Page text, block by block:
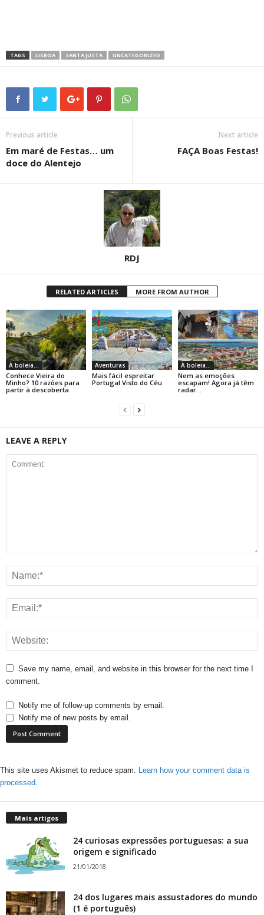
TAGS LISBOA SANTA JUSTA UNCATEGORIZED
Previous article
Em maré de Festas… um
doce do Alentejo
Next article
FAÇA Boas Festas!
RDJ
RELATED ARTICLES MORE FROM AUTHOR
À boleia...
Conhece Vieira do
Minho? 10 razões para
partir à descoberta
Aventuras
Mais fácil espreitar
Portugal Visto do Céu
À boleia...
Nem as emoções
escapam! Agora já têm
radar…
LEAVE A REPLY
Save my name, email, and website in this browser for the next time I
comment.
Notify me of follow-up comments by email.
Notify me of new posts by email.
This site uses Akismet to reduce spam. Learn how your comment data is
processed.
Mais artigos
24 curiosas expressões portuguesas: a sua
origem e significado
21/01/2018
24 dos lugares mais assustadores do mundo
(1 é português)